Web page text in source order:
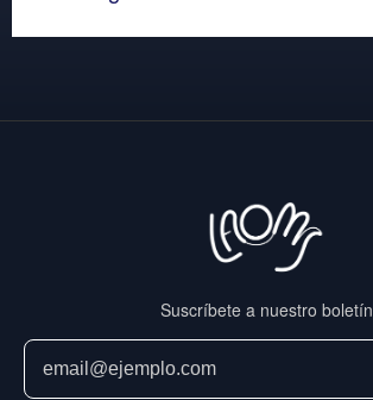
Suscríbete a nuestro boletín